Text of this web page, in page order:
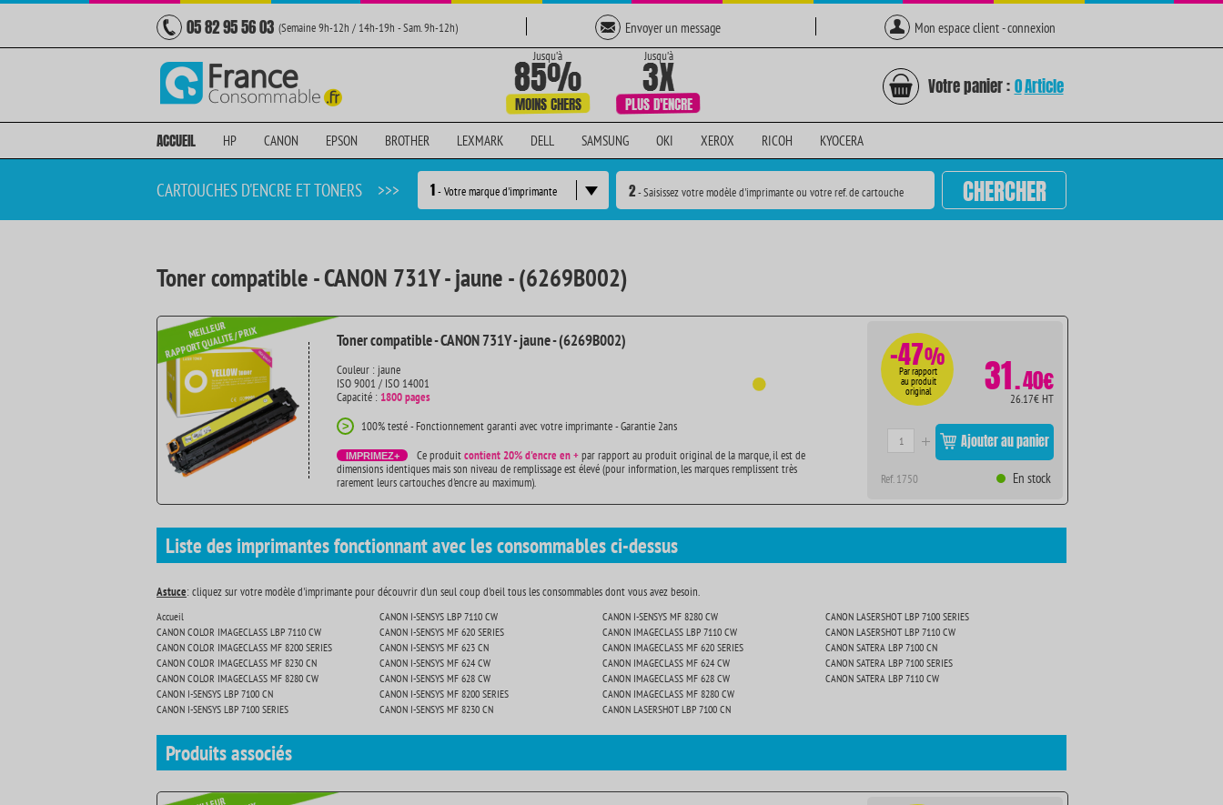
05 82 95 56 03 (Semaine 9h-12h / 14h-19h - Sam. 9h-12h) Envoyer un message Mon espace client - connexion
Votre panier : 0Article
ACCUEIL HP CANON EPSON BROTHER LEXMARK DELL SAMSUNG OKI XEROX RICOH KYOCERA
CARTOUCHES D'ENCRE ET TONERS >>> 1- Votre marque d'imprimante 2- Saisissez votre modèle d'imprimante ou votre ref. de cartouche CHERCHER
Toner compatible - CANON 731Y - jaune - (6269B002)
Toner compatible - CANON 731Y - jaune - (6269B002)
Couleur : jaune
ISO 9001 / ISO 14001
Capacité : 1800 pages
> 100% testé - Fonctionnement garanti avec votre imprimante - Garantie 2ans
IMPRIMEZ+ Ce produitcontient20% d'encre en +par rapport au produit original de la marque, il est de
dimensions identiques mais son niveau de remplissage est élevé (pour information, les marques remplissent très
rarement leurs cartouches d'encre au maximum).
-47%
Par rapport
au produit
original 31.40€
26.17€ HT
Ajouter au panier
Ref. 1750 En stock
Liste des imprimantes fonctionnant avec les consommables ci-dessus
Astuce: cliquez sur votre modèle d'imprimante pour découvrir d'un seul coup d'oeil tous les consommables dont vous avez besoin.
Accueil
CANON COLOR IMAGECLASS LBP 7110 CW
CANON COLOR IMAGECLASS MF 8200 SERIES
CANON COLOR IMAGECLASS MF 8230 CN
CANON COLOR IMAGECLASS MF 8280 CW
CANON I-SENSYS LBP 7100 CN
CANON I-SENSYS LBP 7100 SERIES
CANON I-SENSYS LBP 7110 CW
CANON I-SENSYS MF 620 SERIES
CANON I-SENSYS MF 623 CN
CANON I-SENSYS MF 624 CW
CANON I-SENSYS MF 628 CW
CANON I-SENSYS MF 8200 SERIES
CANON I-SENSYS MF 8230 CN
CANON I-SENSYS MF 8280 CW
CANON IMAGECLASS LBP 7110 CW
CANON IMAGECLASS MF 620 SERIES
CANON IMAGECLASS MF 624 CW
CANON IMAGECLASS MF 628 CW
CANON IMAGECLASS MF 8280 CW
CANON LASERSHOT LBP 7100 CN
CANON LASERSHOT LBP 7100 SERIES
CANON LASERSHOT LBP 7110 CW
CANON SATERA LBP 7100 CN
CANON SATERA LBP 7100 SERIES
CANON SATERA LBP 7110 CW
Produitsassociés